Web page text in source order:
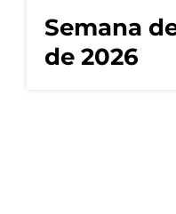
Semana
de 2026